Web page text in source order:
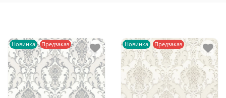
Новинка Предзаказ Новинка Предзаказ